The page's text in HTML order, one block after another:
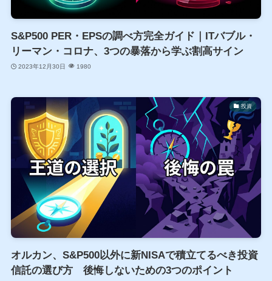
S&P500 PER・EPSの調べ方完全ガイド｜ITバブル・
リーマン・コロナ、3つの暴落から学ぶ割高サイン
2023年12月30日 1980
投資
オルカン、S&P500以外に新NISAで積立てるべき投資
信託の選び方 後悔しないための3つのポイント